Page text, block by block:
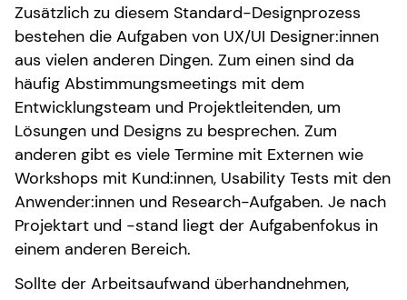
Zusätzlich zu diesem Standard-Designprozess
bestehen die Aufgaben von UX/UI Designer:innen
aus vielen anderen Dingen. Zum einen sind da
häufig Abstimmungsmeetings mit dem
Entwicklungsteam und Projektleitenden, um
Lösungen und Designs zu besprechen. Zum
anderen gibt es viele Termine mit Externen wie
Workshops mit Kund:innen, Usability Tests mit den
Anwender:innen und Research-Aufgaben. Je nach
Projektart und -stand liegt der Aufgabenfokus in
einem anderen Bereich.
Sollte der Arbeitsaufwand überhandnehmen,